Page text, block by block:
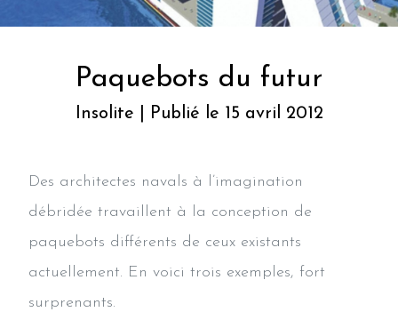
Paquebots du futur
Insolite | Publié le 15 avril 2012
Des architectes navals à l’imagination
débridée travaillent à la conception de
paquebots différents de ceux existants
actuellement. En voici trois exemples, fort
surprenants.